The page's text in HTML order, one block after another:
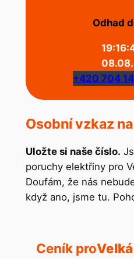
Odhad
+420 704
Osobní vzkaz
Uložte si naše číslo.
poruchy elektřiny pro
Doufám, že nás
když ano, jsme tu.
Ceník pro